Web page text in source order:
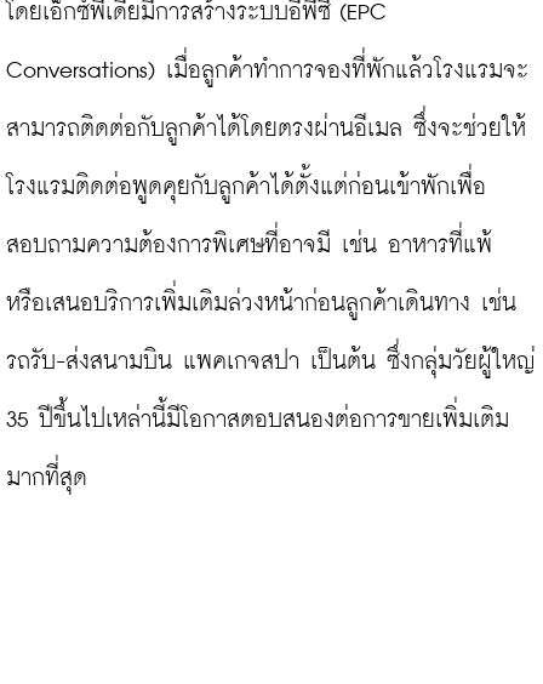
โดยเอ็กซ์พีเดียมีการสร้างระบบอีพีซี (EPC
Conversations) เมื่อลูกค้าทำการจองที่พักแล้วโรงแรมจะ
สามารถติดต่อกับลูกค้าได้โดยตรงผ่านอีเมล ซึ่งจะช่วยให้
โรงแรมติดต่อพูดคุยกับลูกค้าได้ตั้งแต่ก่อนเข้าพักเพื่อ
สอบถามความต้องการพิเศษที่อาจมี เช่น อาหารที่แพ้
หรือเสนอบริการเพิ่มเติมล่วงหน้าก่อนลูกค้าเดินทาง เช่น
รถรับ-ส่งสนามบิน แพคเกจสปา เป็นต้น ซึ่งกลุ่มวัยผู้ใหญ่
35 ปีขึ้นไปเหล่านี้มีโอกาสตอบสนองต่อการขายเพิ่มเติม
มากที่สุด